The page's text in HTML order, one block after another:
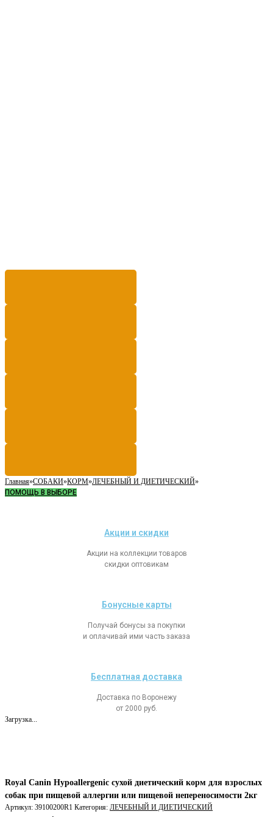
Главная»СОБАКИ»КОРМ»ЛЕЧЕБНЫЙ И ДИЕТИЧЕСКИЙ»
ПОМОЩЬ В ВЫБОРЕ
Акции и скидки
Акции на коллекции товаров
скидки оптовикам
Бонусные карты
Получай бонусы за покупки
и оплачивай ими часть заказа
Бесплатная доставка
Доставка по Воронежу
от 2000 руб.
Загрузка...
Royal Canin Hypoallergenic сухой диетический корм для взрослых
собак при пищевой аллергии или пищевой непереносимости 2кг
Артикул: 39100200R1 Категория: ЛЕЧЕБНЫЙ И ДИЕТИЧЕСКИЙ